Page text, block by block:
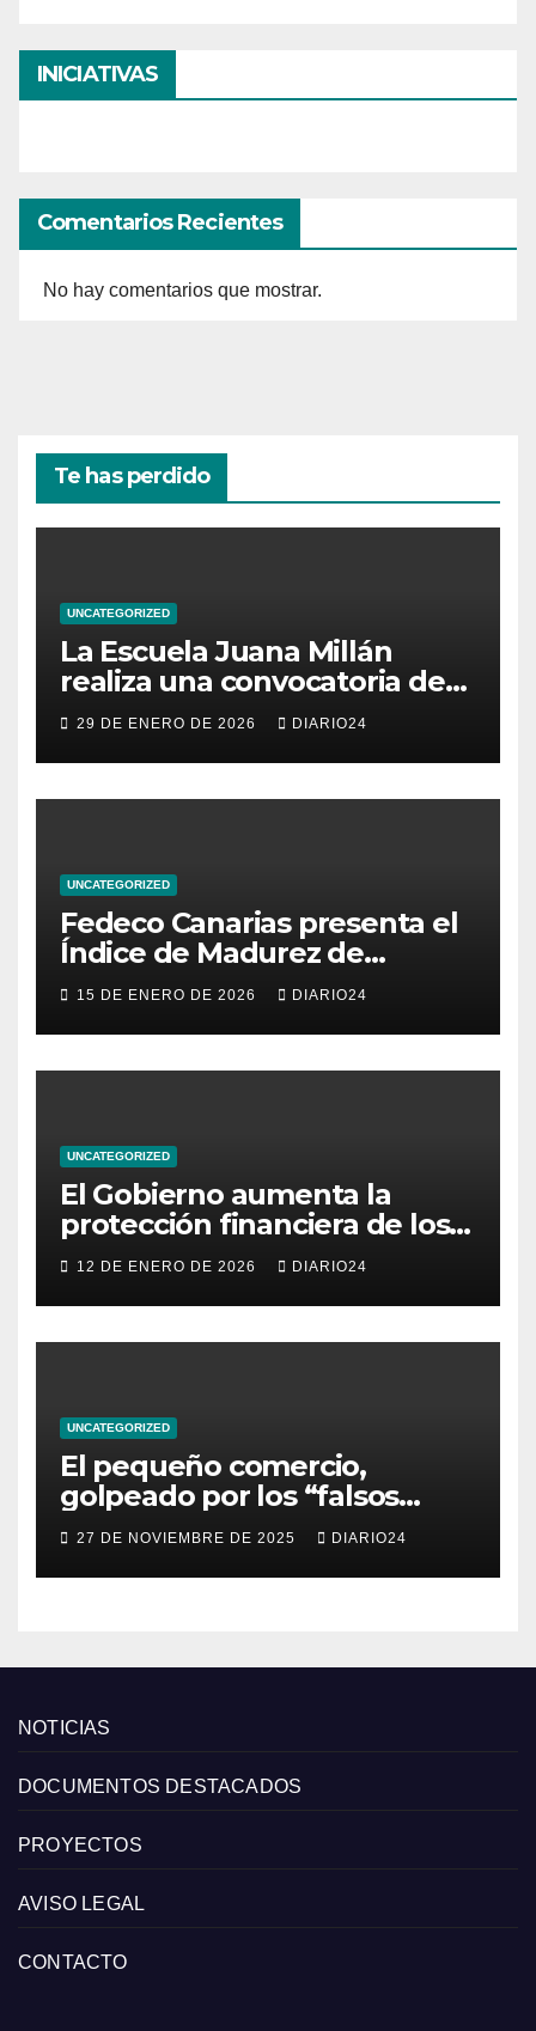
INICIATIVAS
Comentarios Recientes
No hay comentarios que mostrar.
Te has perdido
UNCATEGORIZED
La Escuela Juana Millán
realiza una convocatoria de
becas para mujeres
emprendedoras andaluzas
29 DE ENERO DE 2026 DIARIO24
UNCATEGORIZED
Fedeco Canarias presenta el
Índice de Madurez de
Comercio de Canarias: una
radiografía del estado del
pequeño y mediano
comercio del archipiélago
15 DE ENERO DE 2026 DIARIO24
UNCATEGORIZED
El Gobierno aumenta la
protección financiera de los
consumidores con límites a
los intereses del crédito al
consumo para evitar el
sobreendeudamiento
12 DE ENERO DE 2026 DIARIO24
UNCATEGORIZED
El pequeño comercio,
golpeado por los “falsos
descuentos” del Black Friday
de las grandes cadenas
27 DE NOVIEMBRE DE 2025 DIARIO24
NOTICIAS
DOCUMENTOS DESTACADOS
PROYECTOS
AVISO LEGAL
CONTACTO